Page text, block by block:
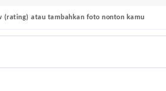
(rating) atau tambahkan foto nonton kamu